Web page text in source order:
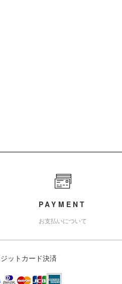
PAYMENT
お支払いについて
ットカード決済